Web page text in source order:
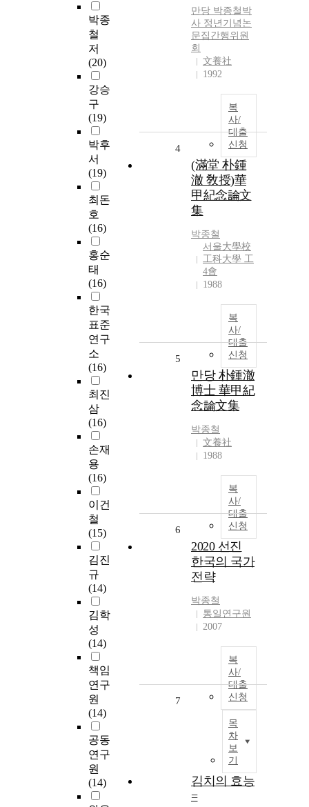
박종
철
저
(20)
강승
구
(19)
박후
서
(19)
최돈
호
(16)
홍순
태
(16)
한국
표준
연구
소
(16)
최진
삼
(16)
손재
용
(16)
이건
철
(15)
김진
규
(14)
김학
성
(14)
책임
연구
원
(14)
공동
연구
원
(14)
만당 박종철 박
사 정년기념논
문집간행위원
회
文養社
1992
복
사/
대출
신청
4
(滿堂 朴鍾
澈 敎授)華
甲紀念論文
集
박종철
서울大學校
工科大學 工
4會
1988
복
사/
대출
신청
5
만당 朴鍾澈
博士 華甲紀
念論文集
박종철
文養社
1988
복
사/
대출
신청
6
2020 선진
한국의 국가
전략
박종철
통일연구원
2007
복
사/
대출
신청
목
차
보
기
7
김치의 효능
=